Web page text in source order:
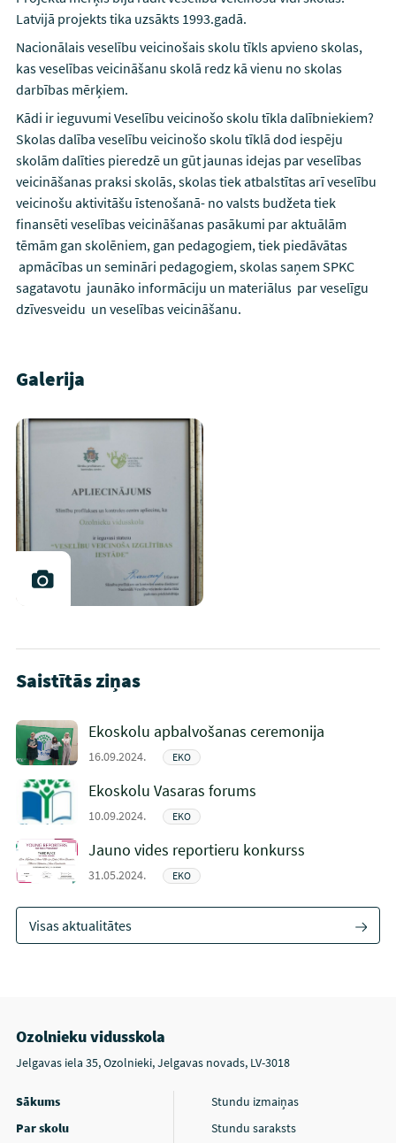
Latvijā projekts tika uzsākts 1993.gadā.
Nacionālais veselību veicinošais skolu tīkls apvieno skolas,
kas veselības veicināšanu skolā redz kā vienu no skolas
darbības mērķiem.
Kādi ir ieguvumi Veselību veicinošo skolu tīkla dalībniekiem?
Skolas dalība veselību veicinošo skolu tīklā dod iespēju
skolām dalīties pieredzē un gūt jaunas idejas par veselības
veicināšanas praksi skolās, skolas tiek atbalstītas arī veselību
veicinošu aktivitāšu īstenošanā- no valsts budžeta tiek
finansēti veselības veicināšanas pasākumi par aktuālām
tēmām gan skolēniem, gan pedagogiem, tiek piedāvātas
apmācības un semināri pedagogiem, skolas saņem SPKC
sagatavotu jaunāko informāciju un materiālus par veselīgu
dzīvesveidu un veselības veicināšanu.
Galerija
Saistītās ziņas
Ekoskolu apbalvošanas ceremonija
16.09.2024. EKO
Ekoskolu Vasaras forums
10.09.2024. EKO
Jauno vides reportieru konkurss
31.05.2024. EKO
Visas aktualitātes
Ozolnieku vidusskola
Jelgavas iela 35, Ozolnieki, Jelgavas novads, LV-3018
Sākums
Par skolu
Stundu izmaiņas
Stundu saraksts